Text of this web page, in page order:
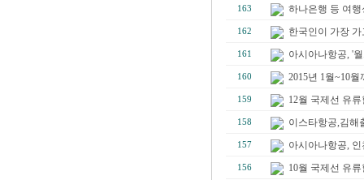
163 하나은행 등 여
162 한국인이 가장
161 아시아나항공, '
160 2015년 1월~10
159 12월 국제선 유
158 이스타항공,김해
157 아시아나항공,
156 10월 국제선 유류